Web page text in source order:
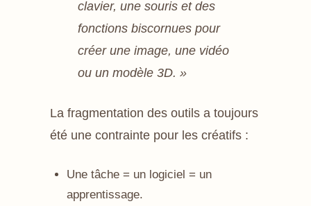
clavier, une souris et des
fonctions biscornues pour
créer une image, une vidéo
ou un modèle 3D. »
La fragmentation des outils a toujours
été une contrainte pour les créatifs :
Une tâche = un logiciel = un
apprentissage.